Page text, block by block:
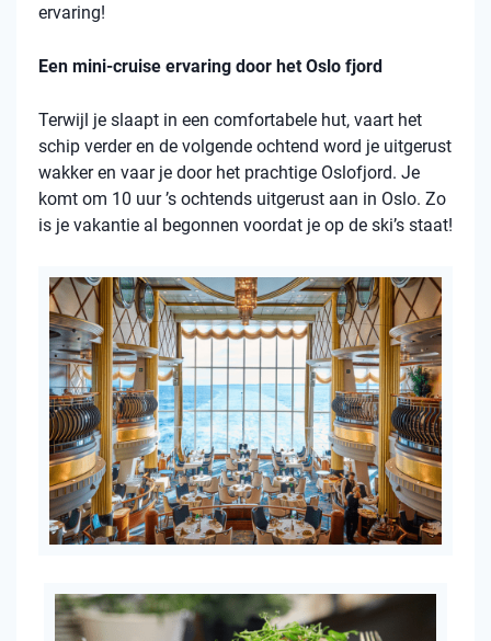
ervaring!
Een mini-cruise ervaring door het Oslo fjord
Terwijl je slaapt in een comfortabele hut, vaart het
schip verder en de volgende ochtend word je uitgerust
wakker en vaar je door het prachtige Oslofjord. Je
komt om 10 uur ’s ochtends uitgerust aan in Oslo. Zo
is je vakantie al begonnen voordat je op de ski’s staat!